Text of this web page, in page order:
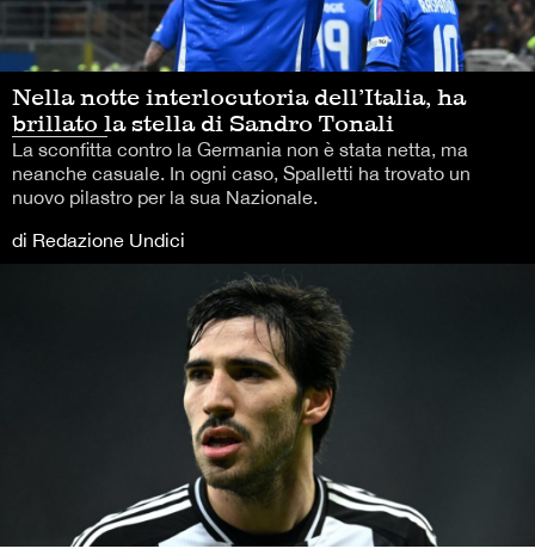
Nella notte interlocutoria dell’Italia, ha
brillato la stella di Sandro Tonali
La sconfitta contro la Germania non è stata netta, ma
neanche casuale. In ogni caso, Spalletti ha trovato un
nuovo pilastro per la sua Nazionale.
di Redazione Undici